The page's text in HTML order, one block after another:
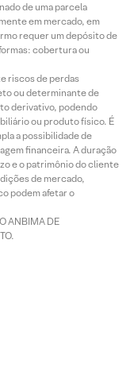
de uma parcela
em mercado, em
requer um depósito de
cobertura ou
riscos de perdas
ou determinante de
derivativo, podendo
ou produto físico. É
a possibilidade de
financeira. A duração
e o patrimônio do cliente
de mercado,
podem afetar o
ANBIMA DE